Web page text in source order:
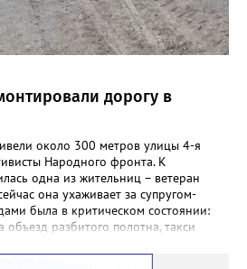
дорогу в
около 300 метров улицы 4-я
Народного фронта. К
одна из жительниц – ветеран
она ухаживает за супругом-
была в критическом состоянии:
объезд разбитого полотна, такси
добраться до больного.